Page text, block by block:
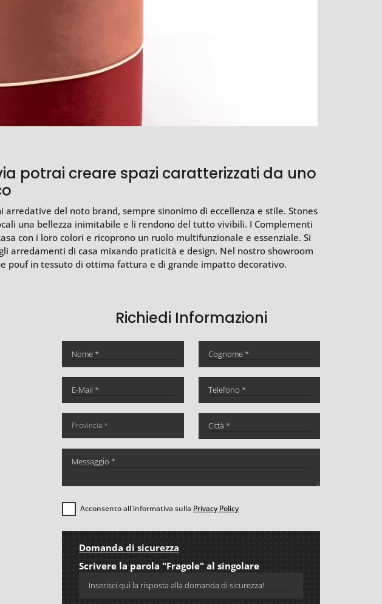
potrai creare spazi caratterizzati da uno
del noto brand, sempre sinonimo di eccellenza e stile. Stones
una bellezza inimitabile e li rendono del tutto vivibili. I Complementi
con i loro colori e ricoprono un ruolo multifunzionale e essenziale. Si
arredamenti di casa mixando praticità e design. Nel nostro showroom
pouf in tessuto di ottima fattura e di grande impatto decorativo.
Richiedi Informazioni
Acconsento all'informativa sulla Privacy Policy
Domanda di sicurezza
Scrivere la parola "Fragole" al singolare